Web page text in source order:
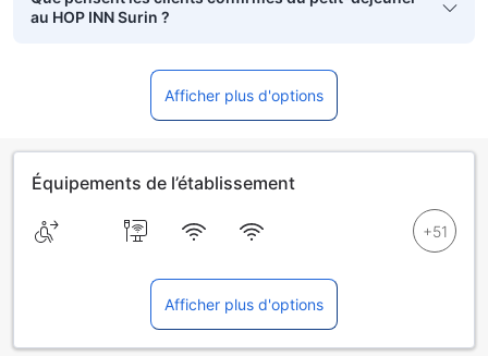
au HOP INN Surin ?
Afficher plus d'options
Équipements de l’établissement
Afficher plus d'options